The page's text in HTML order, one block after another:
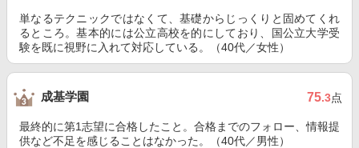
単なるテクニックではなくて、基礎からじっくりと固めてくれ
るところ。基本的には公立高校を的にしており、国公立大学受
験を既に視野に入れて対応している。（40代／女性）
成基学園 75.3点
最終的に第1志望に合格したこと。合格までのフォロー、情報提
供など不足を感じることはなかった。（40代／男性）